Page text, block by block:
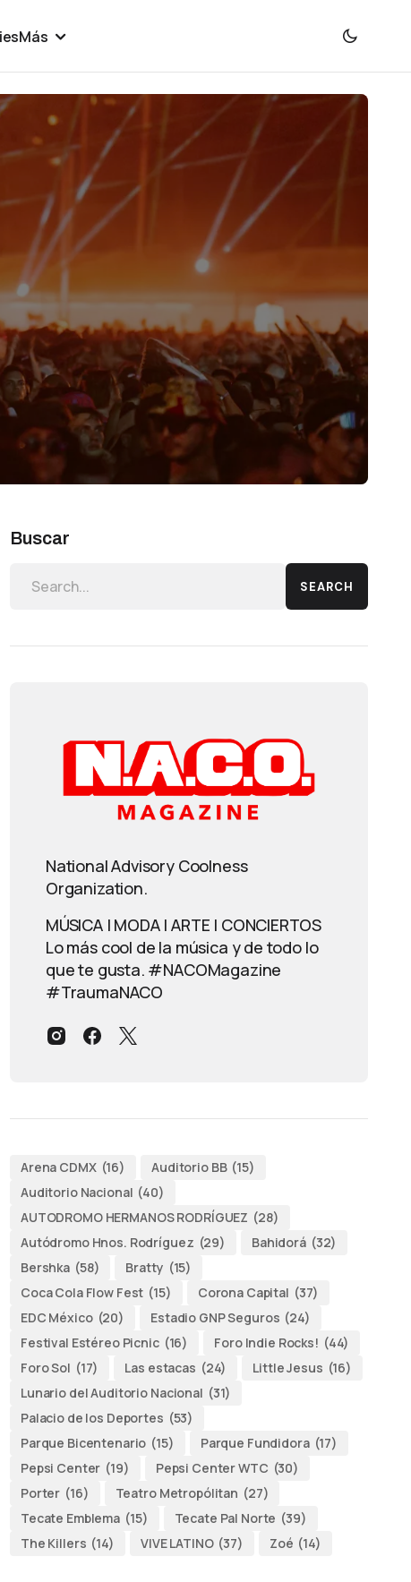
Más
Buscar
SEARCH
National Advisory Coolness
Organization.
MÚSICA | MODA | ARTE | CONCIERTOS
Lo más cool de la música y de todo lo
que te gusta. #NACOMagazine
#TraumaNACO
Arena CDMX (16) Auditorio BB (15)
Auditorio Nacional (40)
AUTODROMO HERMANOS RODRÍGUEZ (28)
Autódromo Hnos. Rodríguez (29) Bahidorá (32)
Bershka (58) Bratty (15)
Coca Cola Flow Fest (15) Corona Capital (37)
EDC México (20) Estadio GNP Seguros (24)
Festival Estéreo Picnic (16) Foro Indie Rocks! (44)
Foro Sol (17) Las estacas (24) Little Jesus (16)
Lunario del Auditorio Nacional (31)
Palacio de los Deportes (53)
Parque Bicentenario (15) Parque Fundidora (17)
Pepsi Center (19) Pepsi Center WTC (30)
Porter (16) Teatro Metropólitan (27)
Tecate Emblema (15) Tecate Pal Norte (39)
The Killers (14) VIVE LATINO (37) Zoé (14)